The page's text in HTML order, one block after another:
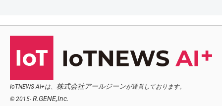
IoTNEWS AI+は、 株式会社アールジーンが運営しております。
© 2015- R.GENE,Inc.